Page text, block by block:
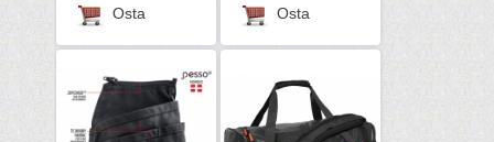
Osta Osta